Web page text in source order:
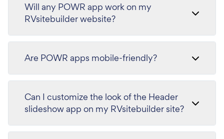
Will any POWR app work on my
RVsitebuilder website?
Are POWR apps mobile-friendly?
Can I customize the look of the Header
slideshow app on my RVsitebuilder site?